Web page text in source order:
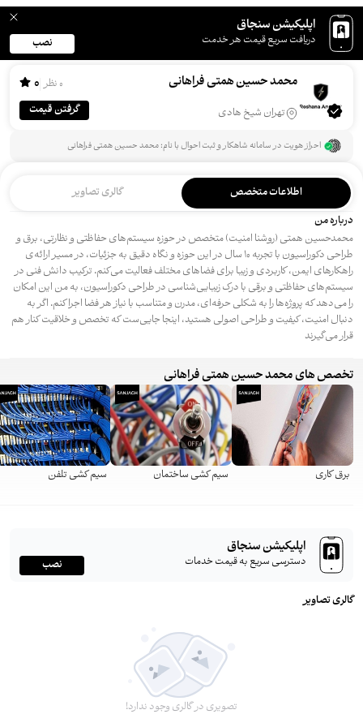
اپلیکیشن سنجاق
دریافت سریع قیمت هر خدمت نصب
محمد حسین همتی فراهانی
تهران شیخ هادی
0 نظر 0
گرفتن قیمت
احراز هویت در سامانه شاهکار و ثبت احوال با نام: محمد حسین همتی فراهانی
اطلاعات متخصص
گالری تصاویر
درباره من
محمدحسین همتی (روشنا امنیت) متخصص در حوزه سیستم‌های حفاظتی و نظارتی، برق و
طراحی دکوراسیون با تجربه‌ ۱۰ سال در این حوزه و نگاه دقیق به جزئیات، در مسیر ارائه‌ی
راهکارهای ایمن، کاربردی و زیبا برای فضاهای مختلف فعالیت می‌کنم. ترکیب دانش فنی در
سیستم‌های حفاظتی و برقی با درک زیبایی‌شناسی در طراحی دکوراسیون، به من این امکان
را می‌دهد که پروژه‌ها را به شکلی حرفه‌ای، مدرن و متناسب با نیاز هر فضا اجرا کنم. اگر به
دنبال امنیت، کیفیت و طراحی اصولی هستید، اینجا جایی‌ست که تخصص و خلاقیت کنار هم
قرار می‌گیرند
تخصص های محمد حسین همتی فراهانی
برق کاری سیم کشی ساختمان سیم کشی تلفن
اپلیکیشن سنجاق
دسترسی سریع به قیمت خدمات نصب
گالری تصاویر
تصویری در گالری وجود ندارد!